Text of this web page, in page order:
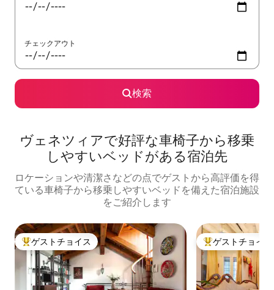
チェックアウト
検索
ヴェネツィアで好評な車椅子から移乗
しやすいベッドがある宿泊先
ロケーションや清潔さなどの点でゲストから高評価を得
ている車椅子から移乗しやすいベッドを備えた宿泊施設
をご紹介します
大好評のゲストチョイスです。
ゲストチョイス 大好評のゲスト
ゲストチョイス